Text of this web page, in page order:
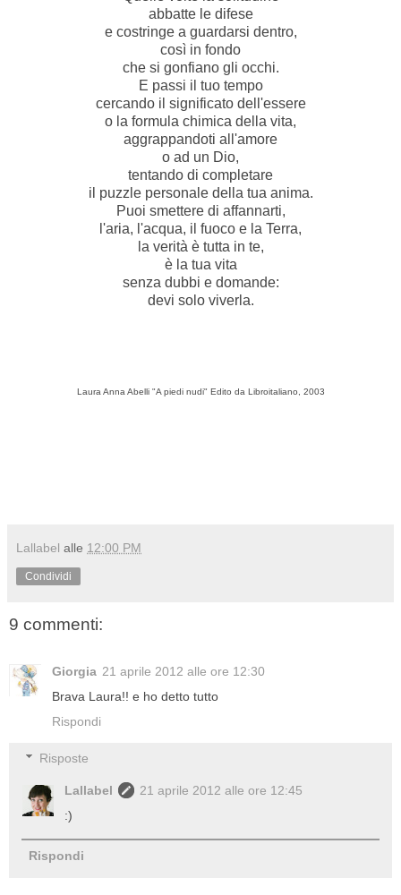
abbatte le difese
e costringe a guardarsi dentro,
così in fondo
che si gonfiano gli occhi.
E passi il tuo tempo
cercando il significato dell'essere
o la formula chimica della vita,
aggrappandoti all'amore
o ad un Dio,
tentando di completare
il puzzle personale della tua anima.
Puoi smettere di affannarti,
l'aria, l'acqua, il fuoco e la Terra,
la verità è tutta in te,
è la tua vita
senza dubbi e domande:
devi solo viverla.
Laura Anna Abelli "A piedi nudi" Edito da Libroitaliano, 2003
Lallabel alle 12:00 PM
Condividi
9 commenti:
Giorgia 21 aprile 2012 alle ore 12:30
Brava Laura!! e ho detto tutto
Rispondi
Risposte
Lallabel
21 aprile 2012 alle ore 12:45
:)
Rispondi